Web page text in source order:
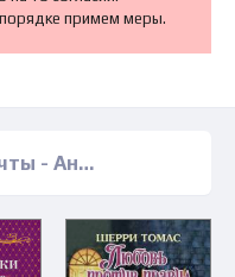
примем меры.
полные версии